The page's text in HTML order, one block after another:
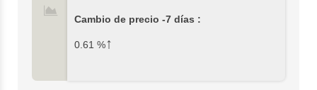
Cambio de precio -7 días :
0.61 %↑